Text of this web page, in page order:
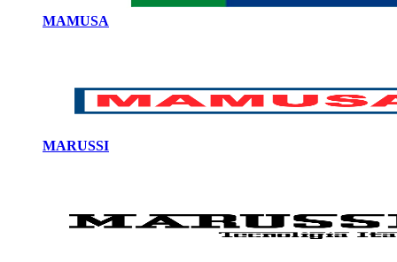
MAMUSA
MARUSSI